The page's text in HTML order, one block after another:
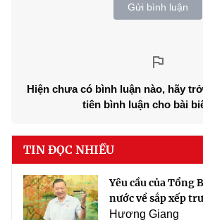
Gửi bình luận
Hiện chưa có bình luận nào, hãy
tiên bình luận cho bài
TIN ĐỌC NHIỀU
Yêu cầu của Tổng
nước về sắp xếp
Hương Giang